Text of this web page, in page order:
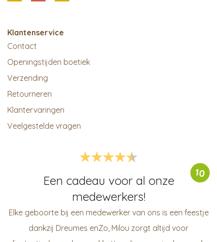
Klantenservice
Contact
Openingstijden boetiek
Verzending
Retourneren
Klantervaringen
Veelgestelde vragen
10
Een cadeau voor al onze
medewerkers!
Elke geboorte bij een medewerker van ons is een feestje
dankzij Dreumes enZo, Milou zorgt altijd voor